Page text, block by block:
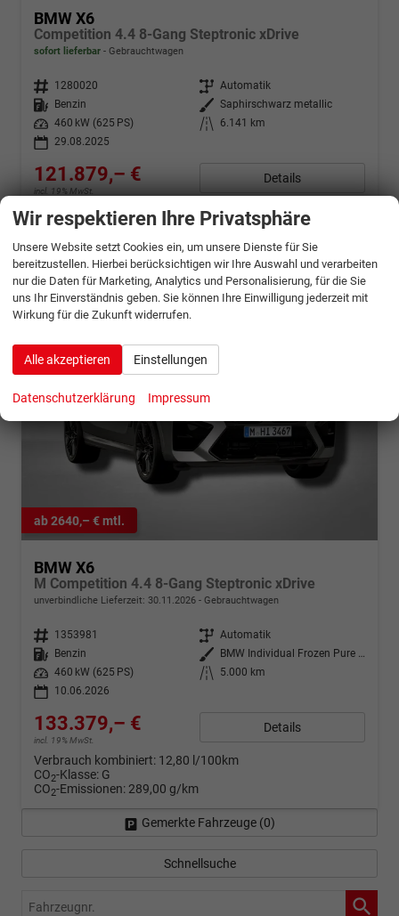
BMW X6
Competition 4.4 8-Gang Steptronic xDrive
sofort lieferbar Gebrauchtwagen
Fahrzeugnr. 1280020 Getriebe Automatik
Kraftstoff
Benzin Außenfarbe Saphirschwarz metallic
Leistung
460 kW (625 PS) Kilometerstand
6.141 km
29.08.2025
121.879,– €
incl. 19% MwSt.
Details
Verbrauch kombiniert: 12,80 l/100km
CO -Emissionen:289,00 g/km
ab 2640,– € mtl.
BMW X6
M Competition 4.4 8-Gang Steptronic xDrive
unverbindliche Lieferzeit: 30.11.2026 Gebrauchtwagen
Fahrzeugnr. 1353981 Getriebe Automatik
Kraftstoff
Benzin Außenfarbe
BMW Individual Frozen Pure Grey metallic
Leistung
460 kW (625 PS) Kilometerstand
5.000 km
10.06.2026
133.379,– €
incl. 19% MwSt.
Details
Verbrauch kombiniert: 12,80 l/100km
CO2-Klasse: G
CO2-Emissionen: 289,00 g/km
Gemerkte Fahrzeuge (0)
Schnellsuche
Fahrzeugnr.
Wir respektieren Ihre Privatsphäre
Unsere Website setzt Cookies ein, um unsere Dienste für Sie
bereitzustellen. Hierbei berücksichtigen wir Ihre Auswahl und verarbeiten
nur die Daten für Marketing, Analytics und Personalisierung, für die Sie
uns Ihr Einverständnis geben. Sie können Ihre Einwilligung jederzeit mit
Wirkung für die Zukunft widerrufen.
Alle akzeptieren Einstellungen
Datenschutzerklärung Impressum